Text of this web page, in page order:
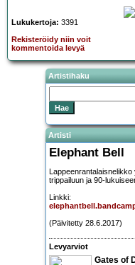
Lukukertoja: 3391
Rekisteröidy niin voit
kommentoida levyä
Artistihaku
Artisti
Elephant Bell
trippailuun ja 90-
Linkki:
(Päivitetty 28.6.2017)
Levyarviot
Gates of